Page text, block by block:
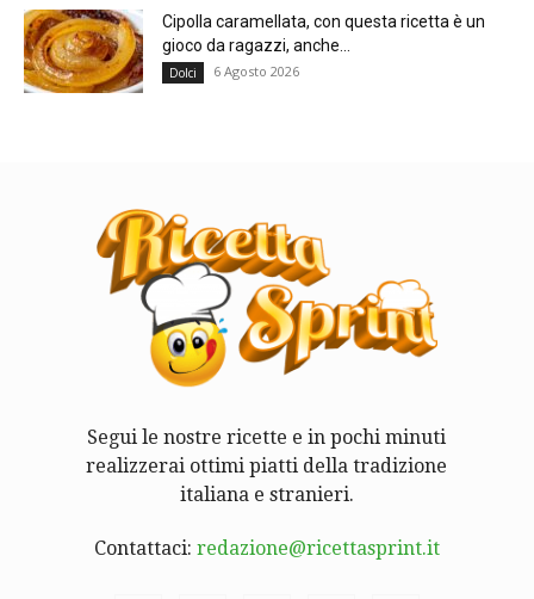
Cipolla caramellata, con questa ricetta è un
gioco da ragazzi, anche...
Dolci 6 Agosto 2026
Segui le nostre ricette e in pochi minuti
realizzerai ottimi piatti della tradizione
italiana e stranieri.
Contattaci: redazione@ricettasprint.it